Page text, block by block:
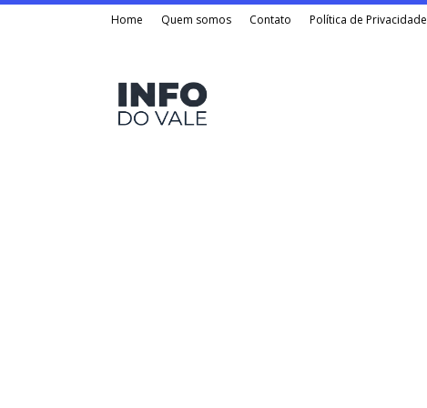
Home Quem somos Contato Política de Privacidade